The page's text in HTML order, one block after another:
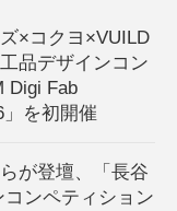
×コクヨ×VUILD
品デザインコン
Digi Fab
」を初開催
が登壇、「長谷
ンペティション